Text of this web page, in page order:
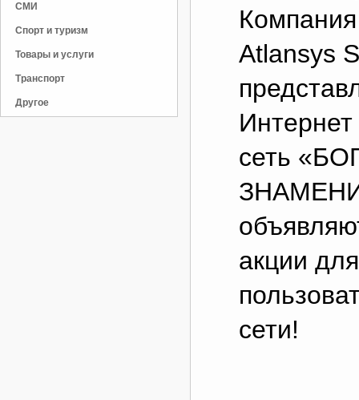
СМИ
Спорт и туризм
Товары и услуги
Транспорт
Другое
Atlansys
сеть
акции
сети!